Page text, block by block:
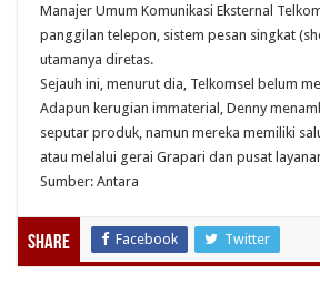
Manajer Umum Komunikasi Eksternal
panggilan telepon, sistem pesan singkat
utamanya diretas.
Sejauh ini, menurut dia, Telkomsel belum
Adapun kerugian immaterial, Denny
seputar produk, namun mereka memiliki
atau melalui gerai Grapari dan pusat
Sumber: Antara
Share Facebook Twitter